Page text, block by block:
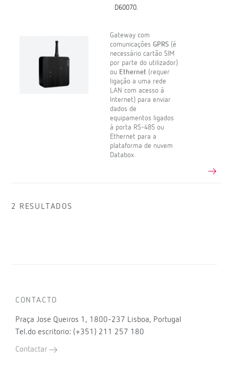
D60070.
Gateway com
comunicaçõesGPRS (é
necessário cartão SIM
por parte do utilizador)
ou Ethernet (requer
ligação a uma rede
LAN com acesso à
Internet) para enviar
dados de
equipamentos ligados
à porta RS-485 ou
Ethernet para a
plataforma de nuvem
Databox.
2 RESULTADOS
CONTACTO
Praça Jose Queiros 1, 1800-237 Lisboa, Portugal
Tel.do escritorio: (+351) 211 257 180
Contactar